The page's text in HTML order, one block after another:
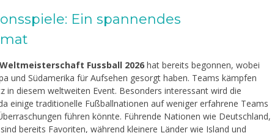
Ein spannendes
Weltmeisterschaft Fussball 2026 hat bereits begonnen, wobei
und Südamerika für Aufsehen gesorgt haben. Teams kämpfen
in diesem weltweiten Event. Besonders interessant wird die
einige traditionelle Fußballnationen auf weniger erfahrene Teams
führen könnte. Führende Nationen wie Deutschland,
bereits Favoriten, während kleinere Länder wie Island und